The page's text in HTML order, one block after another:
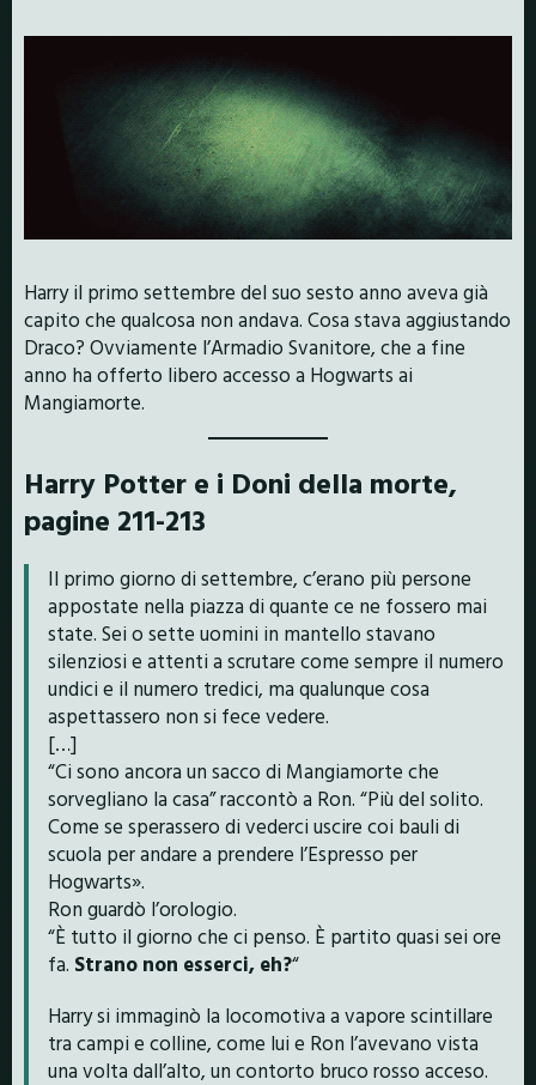
Harry il primo settembre del suo sesto anno aveva già
capito che qualcosa non andava. Cosa stava aggiustando
Draco? Ovviamente l’Armadio Svanitore, che a fine
anno ha offerto libero accesso a Hogwarts ai
Mangiamorte.
Harry Potter e i Doni della morte,
pagine 211-213
Il primo giorno di settembre, c’erano più persone
appostate nella piazza di quante ce ne fossero mai
state. Sei o sette uomini in mantello stavano
silenziosi e attenti a scrutare come sempre il numero
undici e il numero tredici, ma qualunque cosa
aspettassero non si fece vedere.
[…]
“Ci sono ancora un sacco di Mangiamorte che
sorvegliano la casa” raccontò a Ron. “Più del solito.
Come se sperassero di vederci uscire coi bauli di
scuola per andare a prendere l’Espresso per
Hogwarts».
Ron guardò l’orologio.
“È tutto il giorno che ci penso. È partito quasi sei ore
fa. Strano non esserci, eh?“
Harry si immaginò la locomotiva a vapore scintillare
tra campi e colline, come lui e Ron l’avevano vista
una volta dall’alto, un contorto bruco rosso acceso.